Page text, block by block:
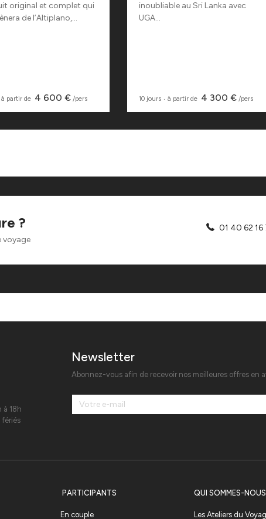
original et complet qui
de l’Altiplano,...
à partir de 4 600 € /pers
inoubliable au Sri Lanka avec
UGA...
10 jours ‧ à partir de 4 300 € /pers
?
voyage
01 40 62 16
à 18h
fériés
Newsletter
Abonnez-vous afin de recevoir nos meilleures offres en
PARTICIPANTS
En couple
QUI SOMMES-
Les Ateliers du